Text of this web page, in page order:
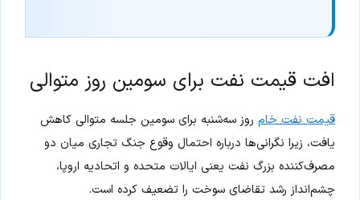
افت قیمت نفت برای سومین روز متوالی
قیمت نفت خام روز سه‌شنبه برای سومین جلسه متوالی کاهش
یافت، زیرا نگرانی‌ها درباره احتمال وقوع جنگ تجاری میان دو
مصرف‌کننده بزرگ نفت یعنی ایالات متحده و اتحادیه اروپا،
چشم‌انداز رشد تقاضای سوخت را تضعیف کرده است.